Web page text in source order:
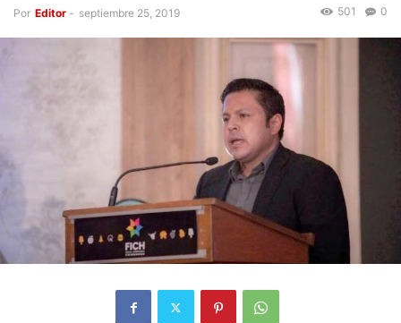
Por Editor - septiembre 25, 2019 0
501